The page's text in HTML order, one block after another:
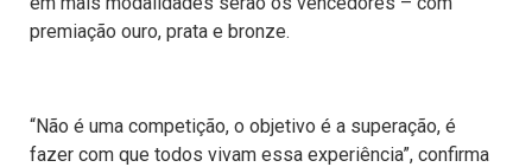
premiação ouro, prata e bronze.
“Não é uma competição, o objetivo é a superação, é
fazer com que todos vivam essa experiência”, confirma